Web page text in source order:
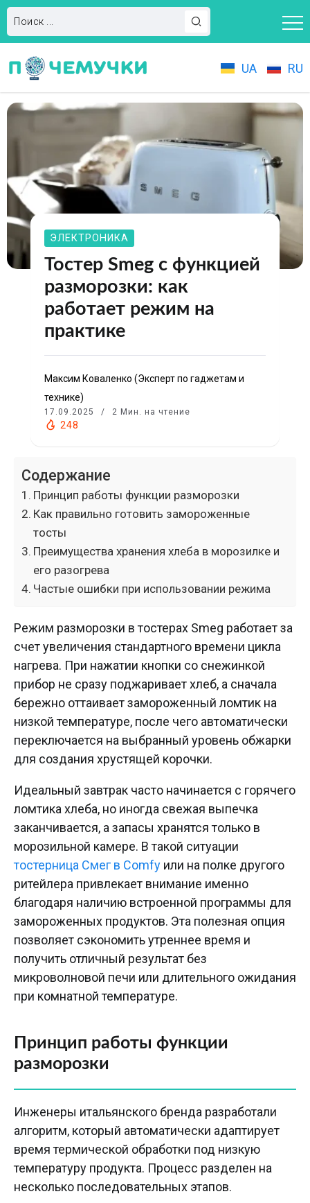
UA RU
ЭЛЕКТРОНИКА
Тостер Smeg с функцией
разморозки: как
работает режим на
практике
Максим Коваленко (Эксперт по гаджетам и
технике)
17.09.2025 2 Мин. на чтение
248
Содержание
Принцип работы функции разморозки
Как правильно готовить замороженные
тосты
Преимущества хранения хлеба в морозилке и
его разогрева
Частые ошибки при использовании режима
Режим разморозки в тостерах Smeg работает за
счет увеличения стандартного времени цикла
нагрева. При нажатии кнопки со снежинкой
прибор не сразу поджаривает хлеб, а сначала
бережно оттаивает замороженный ломтик на
низкой температуре, после чего автоматически
переключается на выбранный уровень обжарки
для создания хрустящей корочки.
Идеальный завтрак часто начинается с горячего
ломтика хлеба, но иногда свежая выпечка
заканчивается, а запасы хранятся только в
морозильной камере. В такой ситуации
тостерница Смег в Comfy или на полке другого
ритейлера привлекает внимание именно
благодаря наличию встроенной программы для
замороженных продуктов. Эта полезная опция
позволяет сэкономить утреннее время и
получить отличный результат без
микроволновой печи или длительного ожидания
при комнатной температуре.
Принцип работы функции
разморозки
Инженеры итальянского бренда разработали
алгоритм, который автоматически адаптирует
время термической обработки под низкую
температуру продукта. Процесс разделен на
несколько последовательных этапов.